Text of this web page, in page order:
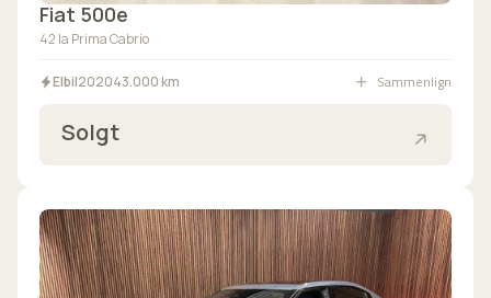
Fiat 500e
42 la Prima Cabrio
Elbil202043.000 km Sammenlign
Solgt